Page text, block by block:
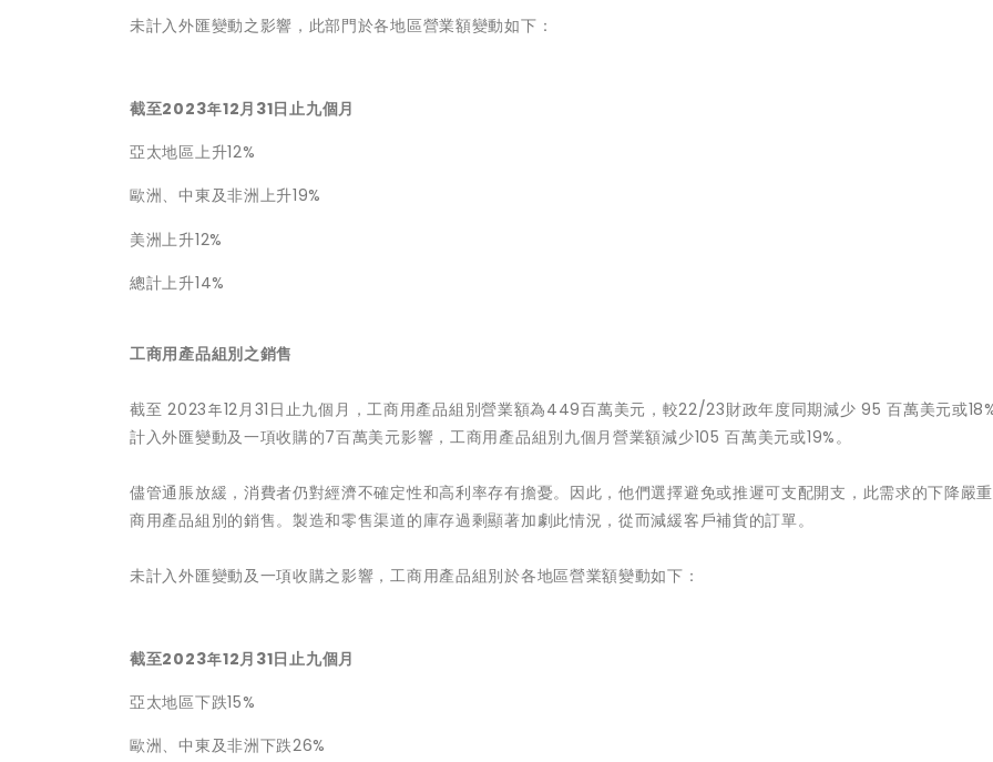
未計入外匯變動之影響，此部門於各地區營業額變動如下：
截至2023年12月 31日止九個月
亞太地區上升12%
歐洲、中東及非洲上升19%
美洲上升12%
總計上升14%
工商用產品組別之銷售
截至 2023年12月31日止九個月，工商用產品組別營業額為449百萬美元，較22/23財政年度同期減少 95 百萬美元或
計入外匯變動及一項收購的7百萬美元影響，工商用產品組別九個月營業額減少105 百萬美元或19%。
儘管通脹放緩，消費者仍對經濟不確定性和高利率存有擔憂。因此，他們選擇避免或推遲可支配開支，此需求的下降嚴
商用產品組別的銷售。製造和零售渠道的庫存過剩顯著加劇此情況，從而減緩客戶補貨的訂單。
未計入外匯變動及一項收購之影響，工商用產品組別於各地區營業額變動如下：
截至2023年12月 31日止九個月
亞太地區下跌15%
歐洲、中東及非洲下跌26%